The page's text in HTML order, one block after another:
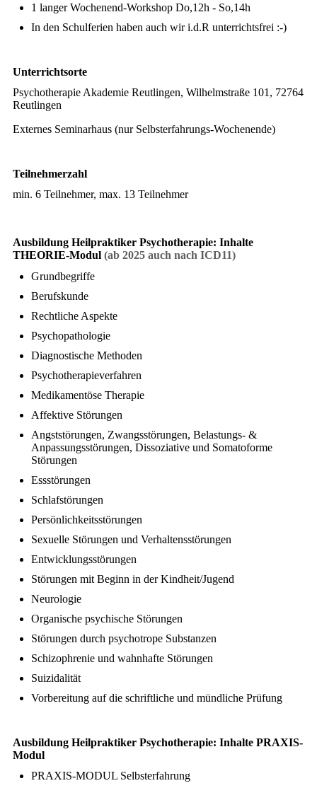
1 langer Wochenend-Workshop Do,12h - So,14h
In den Schulferien haben auch wir i.d.R unterrichtsfrei :-)
Unterrichtsorte
Psychotherapie Akademie Reutlingen, Wilhelmstraße 101, 72764
Reutlingen
Externes Seminarhaus (nur Selbsterfahrungs-Wochenende)
Teilnehmerzahl
min. 6 Teilnehmer, max. 13 Teilnehmer
Ausbildung Heilpraktiker Psychotherapie: Inhalte
THEORIE-Modul (ab 2025 auch nach ICD11)
Grundbegriffe
Berufskunde
Rechtliche Aspekte
Psychopathologie
Diagnostische Methoden
Psychotherapieverfahren
Medikamentöse Therapie
Affektive Störungen
Angststörungen, Zwangsstörungen, Belastungs- &
Anpassungsstörungen, Dissoziative und Somatoforme
Störungen
Essstörungen
Schlafstörungen
Persönlichkeitsstörungen
Sexuelle Störungen und Verhaltensstörungen
Entwicklungsstörungen
Störungen mit Beginn in der Kindheit/Jugend
Neurologie
Organische psychische Störungen
Störungen durch psychotrope Substanzen
Schizophrenie und wahnhafte Störungen
Suizidalität
Vorbereitung auf die schriftliche und mündliche Prüfung
AusbildungHeilpraktiker Psychotherapie: Inhalte PRAXIS-
Modul
PRAXIS-MODUL Selbsterfahrung